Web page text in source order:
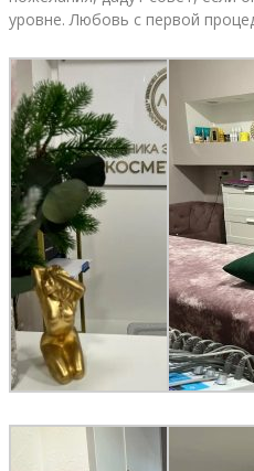
уровне. Любовь с первой